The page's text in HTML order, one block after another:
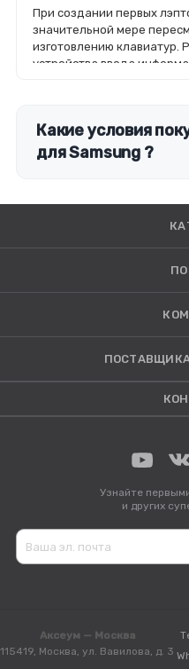
несколько часто
чтобы помочь вам понять,
клавиатуре не работают
При создании первых
значительной мере
изготовлению клавиатур.
устройства ввода
Какие условия
для Samsung ?
Узнайте
и других
Аксеум — Москва
115419, Москва, ул. Вавилова, д. 3